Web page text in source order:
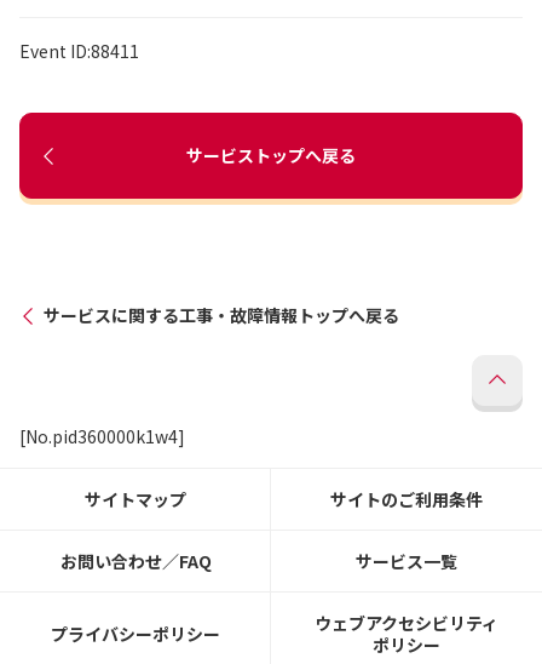
Event ID:88411
サービストップへ戻る
サービスに関する工事・故障情報トップへ戻る
[No.pid360000k1w4]
サイトマップ サイトのご利用条件
お問い合わせ／FAQ サービス一覧
プライバシーポリシー
ウェブアクセシビリティ
ポリシー